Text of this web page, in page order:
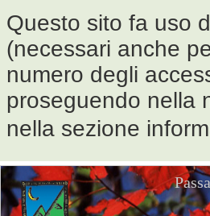
Questo sito fa uso
(necessari anche
numero degli
proseguendo nella
nella sezione
Pagina
iniziale